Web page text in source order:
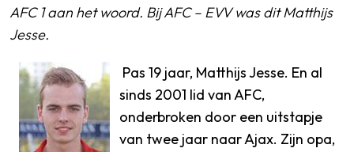
AFC 1 aan het woord. Bij AFC – EVV was dit Matthijs
Jesse.
Pas 19 jaar, Matthijs Jesse. En al
sinds 2001 lid van AFC,
onderbroken door een uitstapje
van twee jaar naar Ajax. Zijn opa,